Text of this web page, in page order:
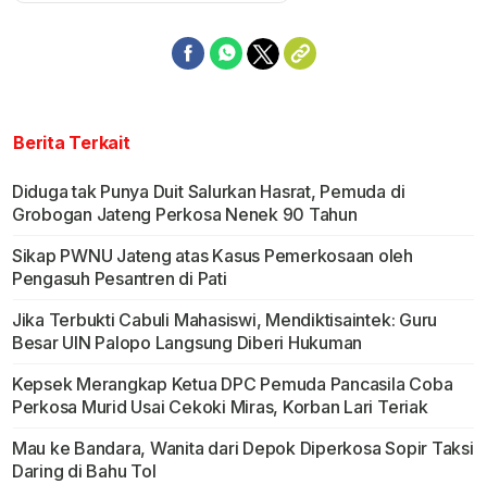
Berita Terkait
Diduga tak Punya Duit Salurkan Hasrat, Pemuda di
Grobogan Jateng Perkosa Nenek 90 Tahun
Sikap PWNU Jateng atas Kasus Pemerkosaan oleh
Pengasuh Pesantren di Pati
Jika Terbukti Cabuli Mahasiswi, Mendiktisaintek: Guru
Besar UIN Palopo Langsung Diberi Hukuman
Kepsek Merangkap Ketua DPC Pemuda Pancasila Coba
Perkosa Murid Usai Cekoki Miras, Korban Lari Teriak
Mau ke Bandara, Wanita dari Depok Diperkosa Sopir Taksi
Daring di Bahu Tol